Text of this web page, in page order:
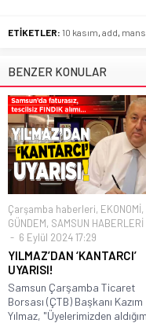
ETİKETLER: 10 kasım, add,
BENZER KONULAR
Çarşamba haberleri, EKONOMİ,
GÜNDEM, SAMSUN HABERLERİ
6 Eylül 2024 17:29
YILMAZ’DAN ‘KANTARCI’
UYARISI!
Samsun Çarşamba Ticaret
Borsası (ÇTB) Başkanı Kazım
Yılmaz, "Üyelerimizden